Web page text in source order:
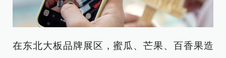
在东北大板品牌展区，蜜瓜、芒果、百香果造